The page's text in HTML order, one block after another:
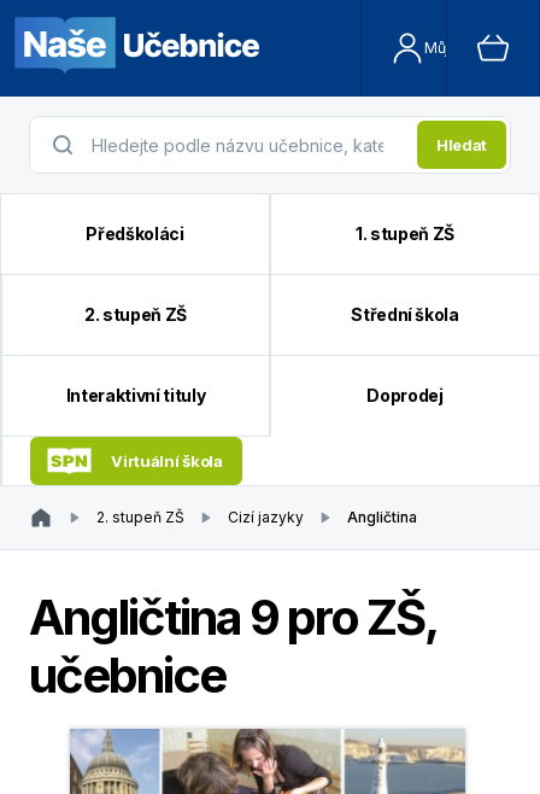
Můj účet
Hledat
Předškoláci 1. stupeň ZŠ
2. stupeň ZŠ Střední škola
Interaktivní tituly Doprodej
Virtuální škola
2. stupeň ZŠ Cizí jazyky Angličtina
Angličtina 9 pro ZŠ,
učebnice